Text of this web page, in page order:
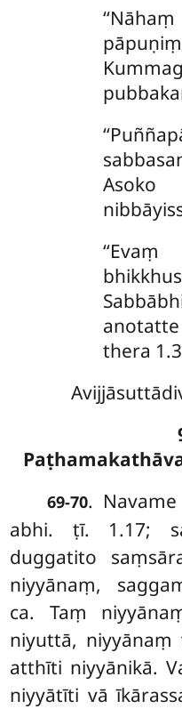
thera
69-70.
abhi. ṭī. 1.17;
duggatito
niyyānaṃ,
ca. Taṃ
niyuttā, niyyānaṃ
atthīti niyyānikā.
niyyātīti vā